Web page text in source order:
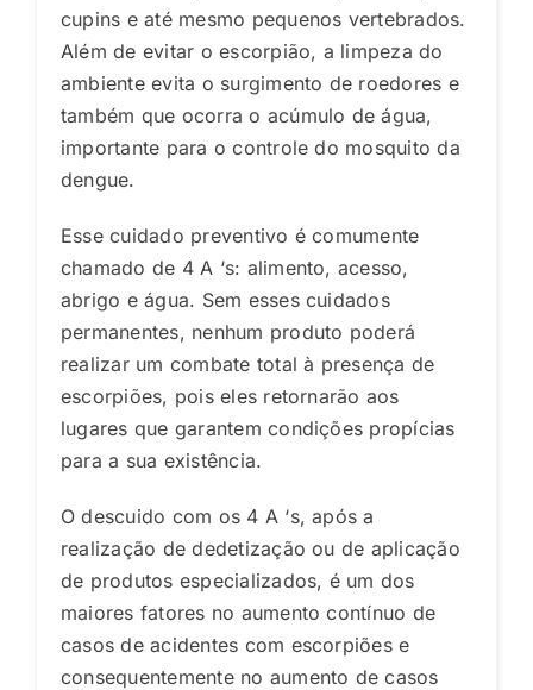
cupins e até mesmo pequenos vertebrados.
Além de evitar o escorpião, a limpeza do
ambiente evita o surgimento de roedores e
também que ocorra o acúmulo de água,
importante para o controle do mosquito da
dengue.
Esse cuidado preventivo é comumente
chamado de 4 A ‘s: alimento, acesso,
abrigo e água. Sem esses cuidados
permanentes, nenhum produto poderá
realizar um combate total à presença de
escorpiões, pois eles retornarão aos
lugares que garantem condições propícias
para a sua existência.
O descuido com os 4 A ‘s, após a
realização de dedetização ou de aplicação
de produtos especializados, é um dos
maiores fatores no aumento contínuo de
casos de acidentes com escorpiões e
consequentemente no aumento de casos